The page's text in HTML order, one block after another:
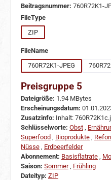
Beitragsnummer: 760R72K1-
FileTypeauswählen
ZIP
FileNameauswählen
760R72K1-JPEG
Preisgruppe 5
Dateigröße: 1.94 MBytes
Erscheinungsdatum:
Zusatzinfo: Inhalt:
Schlüsselworte: Obst
Superfood
Bioprodukte
Nüsse
Erdbeerfelder
Abonnement: Basisflatrate
Saison: Sommer, Frühling
Dateityp: ZIP